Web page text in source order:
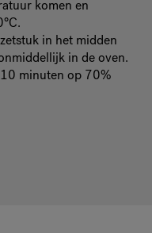
komen en
in het midden
in de oven.
minuten op 70%